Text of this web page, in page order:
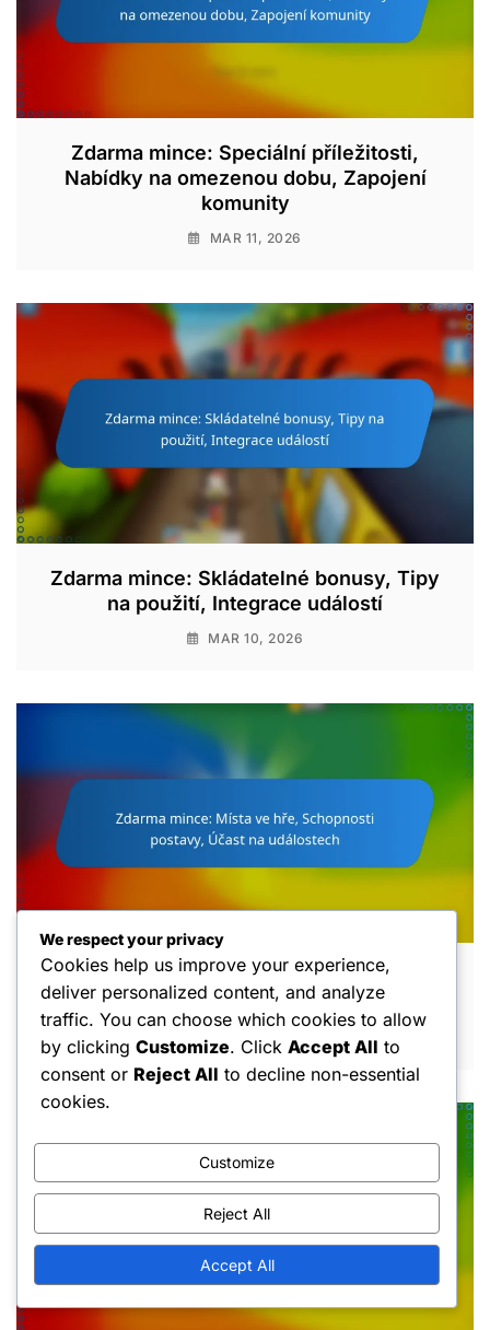
Zdarma mince: Speciální příležitosti,
Nabídky na omezenou dobu, Zapojení
komunity
MAR 11, 2026
Zdarma mince: Skládatelné bonusy, Tipy
na použití, Integrace událostí
MAR 10, 2026
Zdarma mince: Místa ve hře, Schopnosti
postavy, Účast na událostech
MAR 5, 2026
We respect your privacy
Cookies help us improve your experience,
deliver personalized content, and analyze
traffic. You can choose which cookies to allow
by clicking Customize. Click Accept All to
consent or Reject All to decline non-essential
cookies.
Customize
Reject All
Accept All